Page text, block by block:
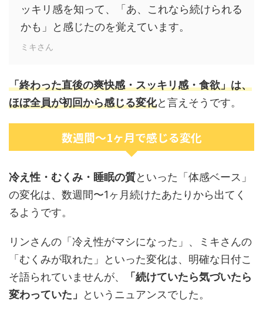
ッキリ感を知って、「あ、これなら続けられる
かも」と感じたのを覚えています。
ミキさん
「終わった直後の爽快感・スッキリ感・食欲」は、
ほぼ全員が初回から感じる変化と言えそうです。
数週間〜1ヶ月で感じる変化
冷え性・むくみ・睡眠の質といった「体感ベース」
の変化は、数週間〜1ヶ月続けたあたりから出てく
るようです。
リンさんの「冷え性がマシになった」、ミキさんの
「むくみが取れた」といった変化は、明確な日付こ
そ語られていませんが、
「続けていたら気づいたら
変わっていた」
というニュアンスでした。